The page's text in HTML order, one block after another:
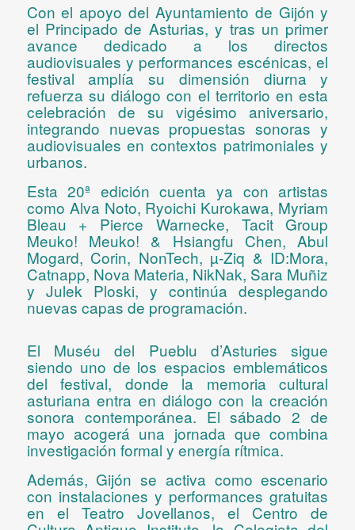
Con el apoyo del Ayuntamiento de Gijón y
el Principado de Asturias, y tras un primer
avance dedicado a los directos
audiovisuales y performances escénicas,el
festival amplía su dimensión diurna y
refuerza su diálogo con el territorio en esta
celebración de su vigésimo aniversario,
integrando nuevas propuestas sonoras y
audiovisuales en contextos patrimoniales y
urbanos.
Esta 20ª edición cuenta ya con artistas
como Alva Noto, Ryoichi Kurokawa, Myriam
Bleau + Pierce Warnecke, Tacit Group
Meuko! Meuko! & Hsiangfu Chen, Abul
Mogard, Corin, NonTech, µ-Ziq & ID:Mora,
Catnapp, Nova Materia, NikNak, Sara Muñiz
y Julek Ploski, y continúa desplegando
nuevas capas de programación.
El Muséu del Pueblu d’Asturies sigue
siendo uno de los espacios emblemáticos
del festival, donde la memoria cultural
asturiana entra en diálogo con la creación
sonora contemporánea. Elsábado 2 de
mayo acogerá una jornada que combina
investigación formal y energía rítmica.
Además, Gijón se activa como escenario
con instalaciones y performances gratuitas
en el Teatro Jovellanos, el Centro de